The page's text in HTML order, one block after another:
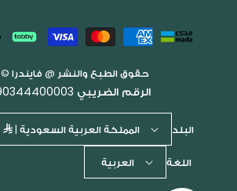
الدفع
حقوق الطبع والنشر @ فايندرا © 2026
الرقم الضريبي 310290344400003
البلد المملكة العربية السعودية |
اللغة العربية